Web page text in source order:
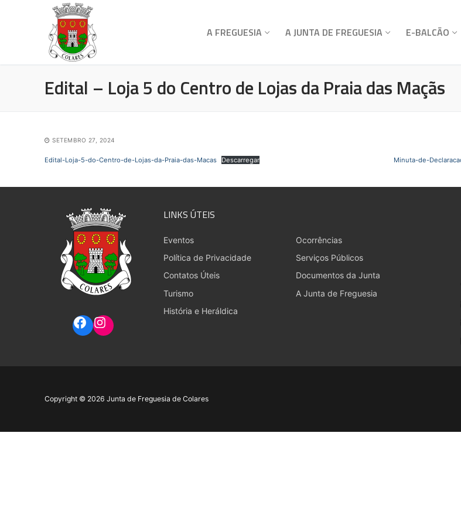
A FREGUESIA A JUNTA DE FREGUESIA E-BALCÃO
Edital – Loja 5 do Centro de Lojas da Praia das Maçãs
SETEMBRO 27, 2024
Edital-Loja-5-do-Centro-de-Lojas-da-Praia-das-Macas Descarregar Minuta-de-
LINKS ÚTEIS
Eventos
Ocorrências
Política de Privacidade
Serviços Públicos
Contatos Úteis
Documentos da Junta
Turismo
A Junta de Freguesia
História e Heráldica
Copyright © 2026 Junta de Freguesia de Colares